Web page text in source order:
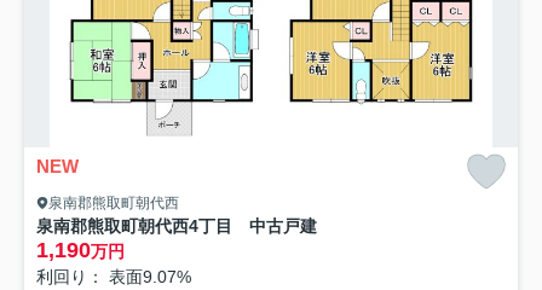
NEW
泉南郡熊取町朝代西
泉南郡熊取町朝代西4丁目 中古戸建
1,190万円
利回り： 表面9.07%